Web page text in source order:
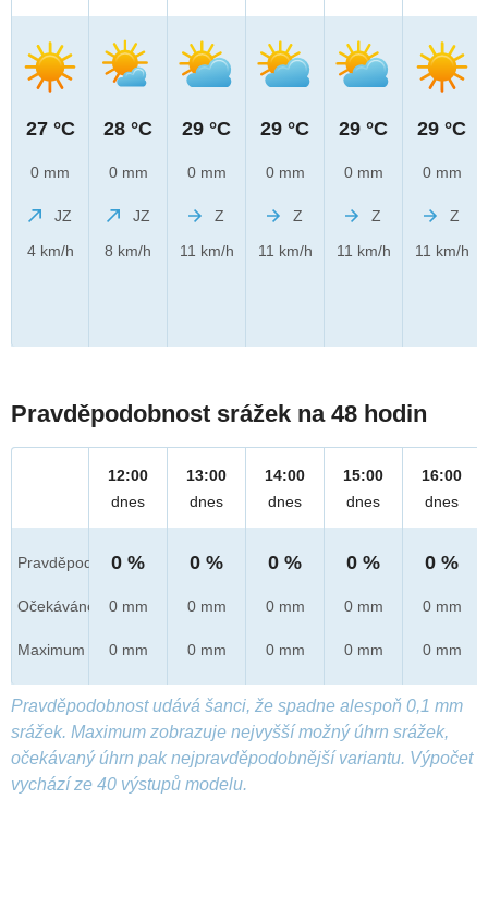
27 °C
0 mm
JZ
4 km/h
28 °C
0 mm
JZ
8 km/h
29 °C
0 mm
Z
11 km/h
29 °C
0 mm
Z
11 km/h
29 °C
0 mm
Z
11 km/h
29 °C
0 mm
Z
11 km/h
Pravděpodobnost srážek na 48 hodin
Pravděpod.
Očekáváno
Maximum
12:00
dnes
0 %
0 mm
0 mm
13:00
dnes
0 %
0 mm
0 mm
14:00
dnes
0 %
0 mm
0 mm
15:00
dnes
0 %
0 mm
0 mm
16:00
dnes
0 %
0 mm
0 mm
Pravděpodobnost udává šanci, že spadne alespoň 0,1 mm
srážek. Maximum zobrazuje nejvyšší možný úhrn srážek,
očekávaný úhrn pak nejpravděpodobnější variantu. Výpočet
vychází ze 40 výstupů modelu.